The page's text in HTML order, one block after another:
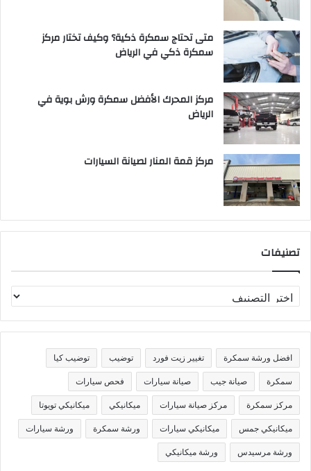
متى تحتاج سمكرة ذكية؟ وكيف تختار مركز
سمكرة ذكي في الرياض
مركز المحرك الأفضل سمكرة ورش بوية في
الرياض
مركز قمة المنار لصيانة السيارات
تصنيفات
ص
ن
ف
ا
افضل ورشة سمكرة تغيير زيت فورد توضيب توضيب كيا
سمكرة صيانة جيب صيانة سيارات فحص سيارات
مركز سمكرة مركز صيانة سيارات ميكانيكي ميكانيكي تويوتا
ميكانيكي جمس ميكانيكي سيارات ورشة سمكرة ورشة سيارات
ورشة مرسيدس ورشة ميكانيكي